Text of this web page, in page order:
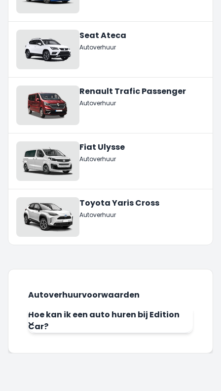
Seat Ateca
Autoverhuur
Renault Trafic Passenger
Autoverhuur
Fiat Ulysse
Autoverhuur
Toyota Yaris Cross
Autoverhuur
Autoverhuurvoorwaarden
Hoe kan ik een auto huren bij Edition
Car?